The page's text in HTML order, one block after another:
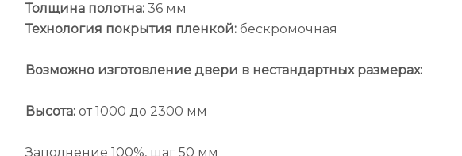
Толщина полотна: 36 мм
Технология покрытия пленкой: бескромочная
Возможно изготовление двери в нестандартных размерах:
Высота: от 1000 до 2300 мм
Заполнение 100%, шаг 50 мм